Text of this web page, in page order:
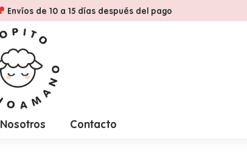
Envíos de 10 a 15 días después del pago
Nosotros Contacto